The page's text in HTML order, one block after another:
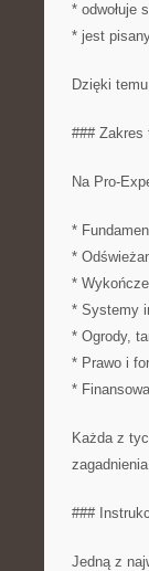
* odwołuje
* jest
Dzięki
### Zakres
Na Pro-
*
*
*
* Systemy
* Ogrody,
* Prawo i
*
Każda z
###
Jedną z